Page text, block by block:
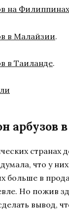
на Филиппинах
в Малайзии.
в Таиланде.
арбузов
странах
что у
больше в
Но пожив
вывод,